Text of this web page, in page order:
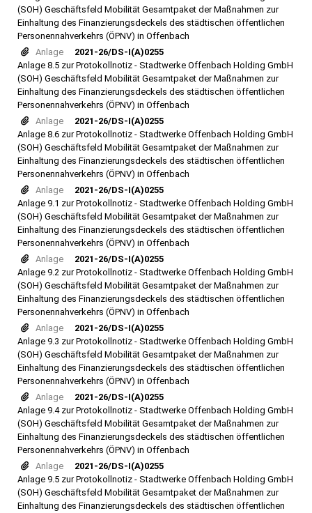
(SOH) Geschäftsfeld Mobilität Gesamtpaket der Maßnahmen zur
Einhaltung des Finanzierungsdeckels des städtischen öffentlichen
Personennahverkehrs (ÖPNV) in Offenbach
Anlage
2021-26/DS-I(A)0255
Anlage 8.5 zur Protokollnotiz - Stadtwerke Offenbach Holding GmbH
(SOH) Geschäftsfeld Mobilität Gesamtpaket der Maßnahmen zur
Einhaltung des Finanzierungsdeckels des städtischen öffentlichen
Personennahverkehrs (ÖPNV) in Offenbach
Anlage
2021-26/DS-I(A)0255
Anlage 8.6 zur Protokollnotiz - Stadtwerke Offenbach Holding GmbH
(SOH) Geschäftsfeld Mobilität Gesamtpaket der Maßnahmen zur
Einhaltung des Finanzierungsdeckels des städtischen öffentlichen
Personennahverkehrs (ÖPNV) in Offenbach
Anlage
2021-26/DS-I(A)0255
Anlage 9.1 zur Protokollnotiz - Stadtwerke Offenbach Holding GmbH
(SOH) Geschäftsfeld Mobilität Gesamtpaket der Maßnahmen zur
Einhaltung des Finanzierungsdeckels des städtischen öffentlichen
Personennahverkehrs (ÖPNV) in Offenbach
Anlage
2021-26/DS-I(A)0255
Anlage 9.2 zur Protokollnotiz - Stadtwerke Offenbach Holding GmbH
(SOH) Geschäftsfeld Mobilität Gesamtpaket der Maßnahmen zur
Einhaltung des Finanzierungsdeckels des städtischen öffentlichen
Personennahverkehrs (ÖPNV) in Offenbach
Anlage
2021-26/DS-I(A)0255
Anlage 9.3 zur Protokollnotiz - Stadtwerke Offenbach Holding GmbH
(SOH) Geschäftsfeld Mobilität Gesamtpaket der Maßnahmen zur
Einhaltung des Finanzierungsdeckels des städtischen öffentlichen
Personennahverkehrs (ÖPNV) in Offenbach
Anlage
2021-26/DS-I(A)0255
Anlage 9.4 zur Protokollnotiz - Stadtwerke Offenbach Holding GmbH
(SOH) Geschäftsfeld Mobilität Gesamtpaket der Maßnahmen zur
Einhaltung des Finanzierungsdeckels des städtischen öffentlichen
Personennahverkehrs (ÖPNV) in Offenbach
Anlage
2021-26/DS-I(A)0255
Anlage 9.5 zur Protokollnotiz - Stadtwerke Offenbach Holding GmbH
(SOH) Geschäftsfeld Mobilität Gesamtpaket der Maßnahmen zur
Einhaltung des Finanzierungsdeckels des städtischen öffentlichen